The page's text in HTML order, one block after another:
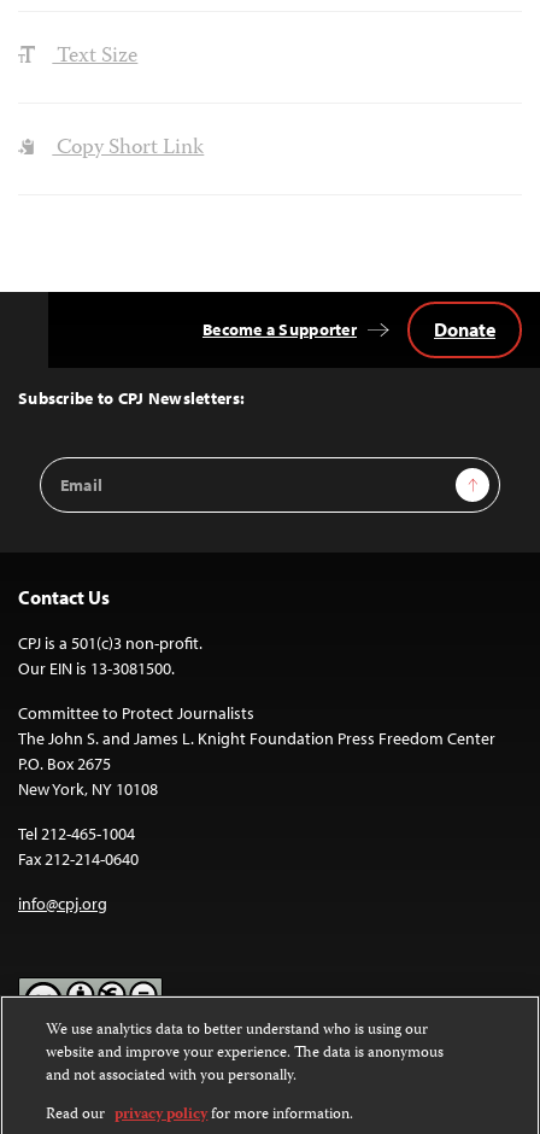
Text Size
Copy Short Link
Top
Subscribe to CPJ Newsletters:
Email
Address
Sign Up
Become a Supporter Donate
Contact Us
CPJ is a 501(c)3 non-profit.
Our EIN is 13-3081500.
Committee to Protect Journalists
The John S. and James L. Knight Foundation Press Freedom Center
P.O. Box 2675
New York, NY 10108
Tel 212-465-1004
Fax 212-214-0640
info@cpj.org
Except where noted, text on this website is licensed under a
Commons Attribution-NonCommercial-NoDerivatives 4.0
International License.
We use analytics data to better understand who is using our
website and improve your experience. The data is anonymous
and not associated with you personally.
Read our privacy policyfor more information.